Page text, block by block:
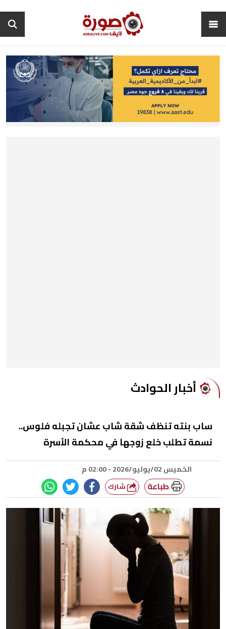
أخبار الحوادث
ساب بنته تنظف شقة شاب عشان تجبله فلوس..
نسمة تطلب خلع زوجها في محكمة الأسرة
الخميس 02/يوليو/2026 - 02:00 م
طباعة